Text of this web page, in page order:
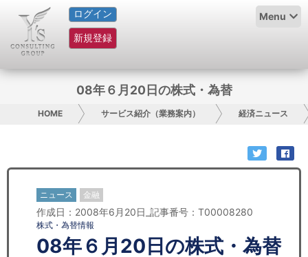
ログイン
新規登録
Menu
HOME
サービス紹介
グループ概要
日本人にPR
コンサルティング
08年６月20日の株式・為替
HOME サービス紹介（業務案内） 経済ニュース
ニュース 金融
作成日：2008年6月20日_記事番号：T00008280
株式・為替情報
08年６月20日の株式・為替